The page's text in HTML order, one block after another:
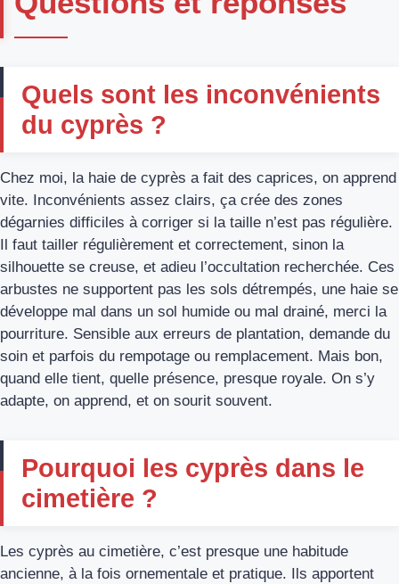
Quels sont les inconvénients
du cyprès ?
Chez moi, la haie de cyprès a fait des caprices, on apprend
vite. Inconvénients assez clairs, ça crée des zones
dégarnies difficiles à corriger si la taille n’est pas régulière.
Il faut tailler régulièrement et correctement, sinon la
silhouette se creuse, et adieu l’occultation recherchée. Ces
arbustes ne supportent pas les sols détrempés, une haie se
développe mal dans un sol humide ou mal drainé, merci la
pourriture. Sensible aux erreurs de plantation, demande du
soin et parfois du rempotage ou remplacement. Mais bon,
quand elle tient, quelle présence, presque royale. On s’y
adapte, on apprend, et on sourit souvent.
Pourquoi les cyprès dans le
cimetière ?
Les cyprès au cimetière, c’est presque une habitude
ancienne, à la fois ornementale et pratique. Ils apportent